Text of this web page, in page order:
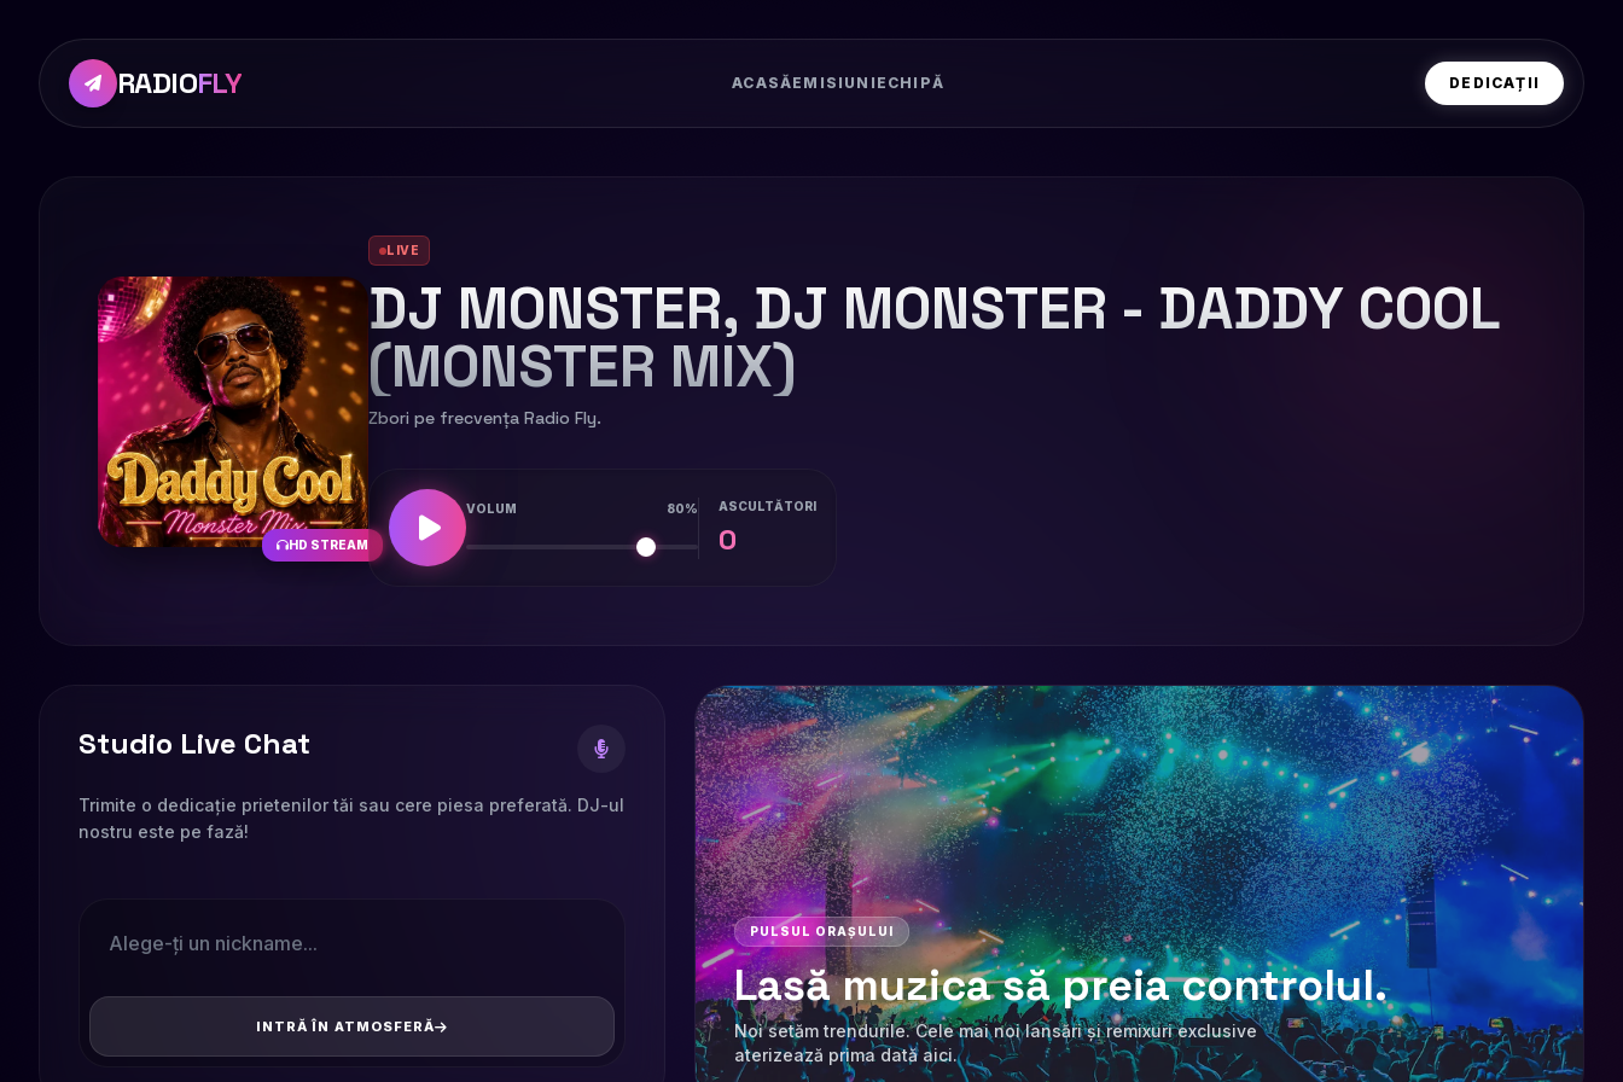
RADIOFLY ACASĂEMISIUNI ECHIPĂ DEDICAȚII
HD STREAM
LIVE
DJ MONSTER, DJ MONSTER - DADDY COOL
(MONSTER MIX)
Zbori pe frecvența Radio Fly.
VOLUM 80% ASCULTĂTORI
0
Studio Live Chat
Trimite o dedicație prietenilor tăi sau cere piesa preferată. DJ-ul
nostru este pe fază!
INTRĂ ÎN ATMOSFERĂ
PULSUL ORAȘULUI
Lasă muzica să preia controlul.
Noi setăm trendurile. Cele mai noi lansări și remixuri exclusive
aterizează prima dată aici.